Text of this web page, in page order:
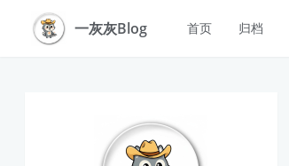
一灰灰Blog 首页 归档